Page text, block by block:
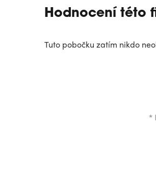
Hodnocení této
Tuto pobočku zatím nikdo
*